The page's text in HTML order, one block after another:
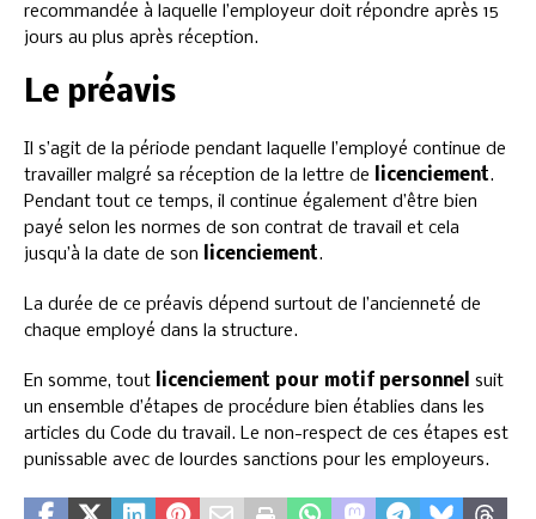
recommandée à laquelle l’employeur doit répondre après 15
jours au plus après réception.
Le préavis
Il s’agit de la période pendant laquelle l’employé continue de
travailler malgré sa réception de la lettre de
licenciement.
Pendant tout ce temps, il continue également d’être bien
payé selon les normes de son contrat de travail et cela
jusqu’à la date de son
licenciement.
La durée de ce préavis dépend surtout de l’ancienneté de
chaque employé dans la structure.
En somme, tout licenciement pour motif personnel suit
un ensemble d’étapes de procédure bien établies dans les
articles du Code du travail. Le non-respect de ces étapes est
punissable avec de lourdes sanctions pour les employeurs.